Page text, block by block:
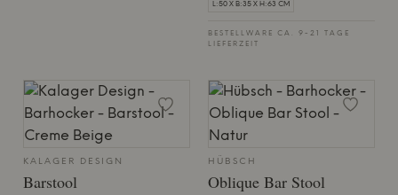
L:50 X B:35 X H:63 CM
BESTELLWARE CA. 9-21 TAGE
LIEFERZEIT
KALAGER DESIGN
Barstool
HÜBSCH
Oblique Bar Stool